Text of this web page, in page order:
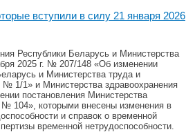
вступили в силу 21 января 2026
Республики Беларусь и Министерства
2025 г. № 207/148 «Об изменении
и Министерства труда и
1/1» и Министерства здравоохранения
постановления Министерства
№ 104», которыми внесены изменения в
и справок о временной
временной нетрудоспособности.